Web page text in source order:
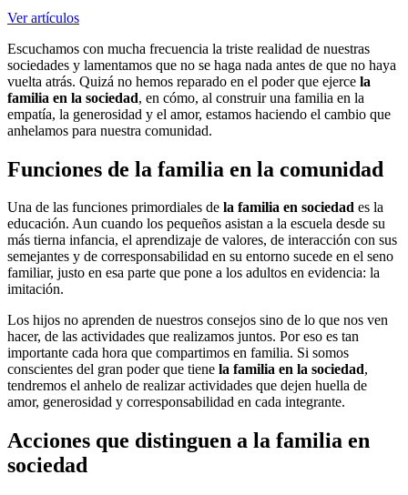
Ver artículos
Escuchamos con mucha frecuencia la triste realidad de nuestras
sociedades y lamentamos que no se haga nada antes de que no haya
vuelta atrás. Quizá no hemos reparado en el poder que ejerce la
familia en la sociedad, en cómo, al construir una familia en la
empatía, la generosidad y el amor, estamos haciendo el cambio que
anhelamos para nuestra comunidad.
Funciones de la familia en la comunidad
Una de las funciones primordiales de la familia en sociedad es la
educación. Aun cuando los pequeños asistan a la escuela desde su
más tierna infancia, el aprendizaje de valores, de interacción con sus
semejantes y de corresponsabilidad en su entorno sucede en el seno
familiar, justo en esa parte que pone a los adultos en evidencia: la
imitación.
Los hijos no aprenden de nuestros consejos sino de lo que nos ven
hacer, de las actividades que realizamos juntos. Por eso es tan
importante cada hora que compartimos en familia. Si somos
conscientes del gran poder que tiene la familia en la sociedad,
tendremos el anhelo de realizar actividades que dejen huella de
amor, generosidad y corresponsabilidad en cada integrante.
Acciones que distinguen a la familia en
sociedad